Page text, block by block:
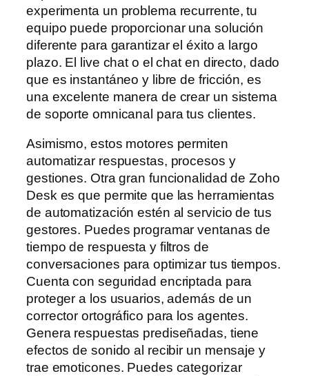
experimenta un problema recurrente, tu
equipo puede proporcionar una solución
diferente para garantizar el éxito a largo
plazo. El live chat o el chat en directo, dado
que es instantáneo y libre de fricción, es
una excelente manera de crear un sistema
de soporte omnicanal para tus clientes.
Asimismo, estos motores permiten
automatizar respuestas, procesos y
gestiones. Otra gran funcionalidad de Zoho
Desk es que permite que las herramientas
de automatización estén al servicio de tus
gestores. Puedes programar ventanas de
tiempo de respuesta y filtros de
conversaciones para optimizar tus tiempos.
Cuenta con seguridad encriptada para
proteger a los usuarios, además de un
corrector ortográfico para los agentes.
Genera respuestas prediseñadas, tiene
efectos de sonido al recibir un mensaje y
trae emoticones. Puedes categorizar